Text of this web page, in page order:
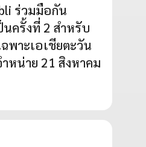
ร่วมมือกัน
นครั้งที่ 2 สำหรับ
พาะเอเชียตะวัน
หน่าย 21 สิงหาคม